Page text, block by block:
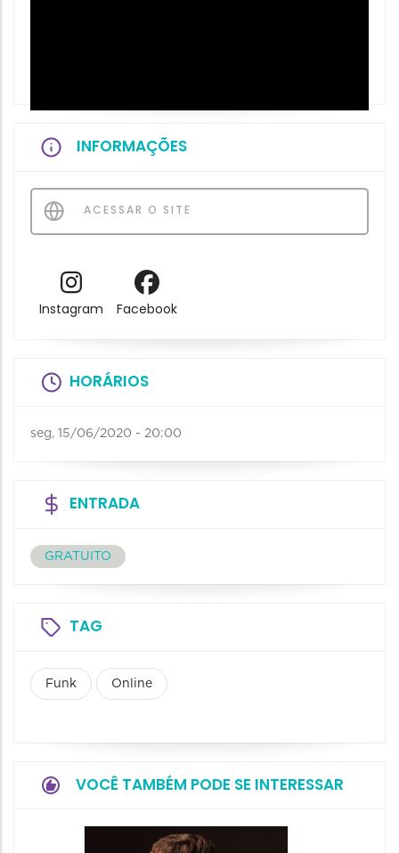
INFORMAÇÕES
ACESSAR O SITE
Instagram Facebook
HORÁRIOS
seg, 15/06/2020 - 20:00
ENTRADA
GRATUITO
TAG
Funk Online
VOCÊ TAMBÉM PODE SE INTERESSAR